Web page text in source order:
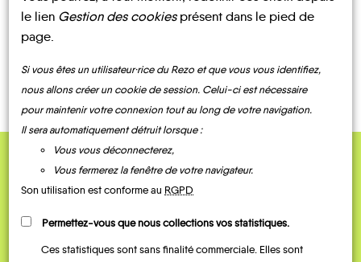
QUELQUES
Témoignages
le lien Gestion des cookiesprésent dans le pied de
page.
Si vous êtes un utilisateur·rice du Rezo et que vous vous identifiez,
nous allons créer un cookie de session. Celui-ci est nécessaire
pour maintenir votre connexion tout au long de votre navigation.
Il sera automatiquement détruit lorsque :
Vous vous déconnecterez,
Vous fermerez la fenêtre de votre navigateur.
Son utilisation est conforme au RGPD
Permettez-vous que nous collections vos statistiques.
Ces statistiques sont sans finalité commerciale. Elles sont